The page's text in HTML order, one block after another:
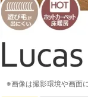
※画像は撮影環境や画面